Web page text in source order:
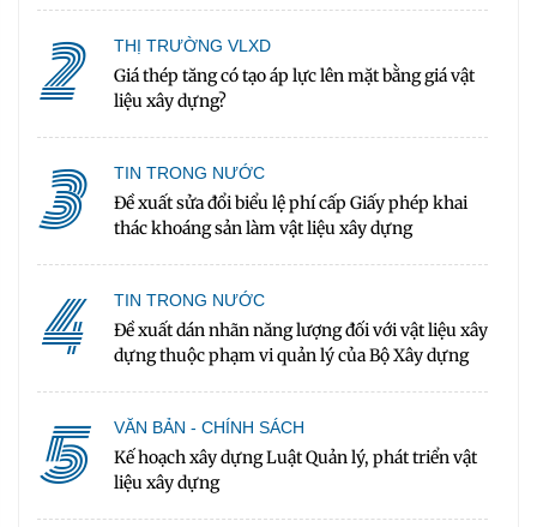
2 THỊ TRƯỜNG VLXD
Giá thép tăng có tạo áp lực lên mặt bằng giá vật
liệu xây dựng?
3 TIN TRONG NƯỚC
Đề xuất sửa đổi biểu lệ phí cấp Giấy phép khai
thác khoáng sản làm vật liệu xây dựng
4 TIN TRONG NƯỚC
Đề xuất dán nhãn năng lượng đối với vật liệu xây
dựng thuộc phạm vi quản lý của Bộ Xây dựng
5 VĂN BẢN - CHÍNH SÁCH
Kế hoạch xây dựng Luật Quản lý, phát triển vật
liệu xây dựng